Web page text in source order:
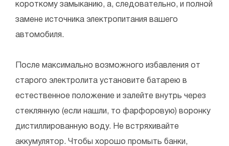
короткому замыканию, а, следовательно, и полной
замене источника электропитания вашего
автомобиля.
После максимально возможного избавления от
старого электролита установите батарею в
естественное положение и залейте внутрь через
стеклянную (если нашли, то фарфоровую) воронку
дистиллированную воду. Не встряхивайте
аккумулятор. Чтобы хорошо промыть банки,